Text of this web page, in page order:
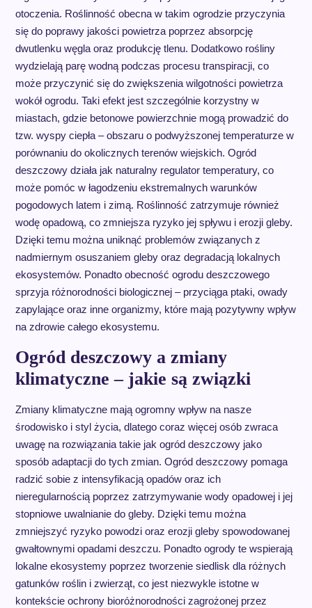
otoczenia. Roślinność obecna w takim ogrodzie przyczynia
się do poprawy jakości powietrza poprzez absorpcję
dwutlenku węgla oraz produkcję tlenu. Dodatkowo rośliny
wydzielają parę wodną podczas procesu transpiracji, co
może przyczynić się do zwiększenia wilgotności powietrza
wokół ogrodu. Taki efekt jest szczególnie korzystny w
miastach, gdzie betonowe powierzchnie mogą prowadzić do
tzw. wyspy ciepła – obszaru o podwyższonej temperaturze w
porównaniu do okolicznych terenów wiejskich. Ogród
deszczowy działa jak naturalny regulator temperatury, co
może pomóc w łagodzeniu ekstremalnych warunków
pogodowych latem i zimą. Roślinność zatrzymuje również
wodę opadową, co zmniejsza ryzyko jej spływu i erozji gleby.
Dzięki temu można uniknąć problemów związanych z
nadmiernym osuszaniem gleby oraz degradacją lokalnych
ekosystemów. Ponadto obecność ogrodu deszczowego
sprzyja różnorodności biologicznej – przyciąga ptaki, owady
zapylające oraz inne organizmy, które mają pozytywny wpływ
na zdrowie całego ekosystemu.
Ogród deszczowy a zmiany
klimatyczne – jakie są związki
Zmiany klimatyczne mają ogromny wpływ na nasze
środowisko i styl życia, dlatego coraz więcej osób zwraca
uwagę na rozwiązania takie jak ogród deszczowy jako
sposób adaptacji do tych zmian. Ogród deszczowy pomaga
radzić sobie z intensyfikacją opadów oraz ich
nieregularnością poprzez zatrzymywanie wody opadowej i jej
stopniowe uwalnianie do gleby. Dzięki temu można
zmniejszyć ryzyko powodzi oraz erozji gleby spowodowanej
gwałtownymi opadami deszczu. Ponadto ogrody te wspierają
lokalne ekosystemy poprzez tworzenie siedlisk dla różnych
gatunków roślin i zwierząt, co jest niezwykle istotne w
kontekście ochrony bioróżnorodności zagrożonej przez